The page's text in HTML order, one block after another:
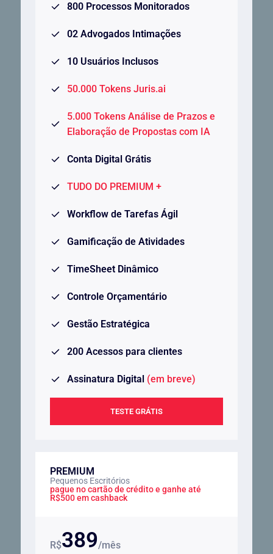
800 Processos Monitorados
02 Advogados Intimações
10 Usuários Inclusos
50.000 Tokens Juris.ai
5.000 Tokens Análise de Prazos e
Elaboração de Propostas com IA
Conta Digital Grátis
TUDO DO PREMIUM +
Workflow de Tarefas Ágil
Gamificação de Atividades
TimeSheet Dinâmico
Controle Orçamentário
Gestão Estratégica
200 Acessos para clientes
Assinatura Digital (em breve)
TESTE GRÁTIS
PREMIUM
Pequenos Escritórios
pague no cartão de crédito e ganhe até
R$500 em cashback
R$389/mês